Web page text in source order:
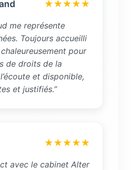
★★★★★
me représente
Toujours accueilli
pour
de droits de la
et disponible,
et justifiés.”
★★★★★
avec le cabinet Alter